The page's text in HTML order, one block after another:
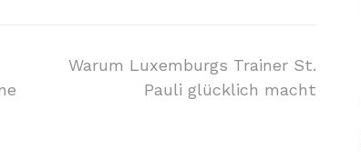
Warum Luxemburgs Trainer St.
Pauli glücklich macht